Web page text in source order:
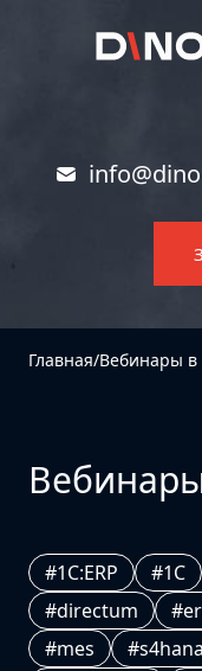
Главная/Вебинары в
#1C:ERP #1С
#directum
#mes
#s4hana
О